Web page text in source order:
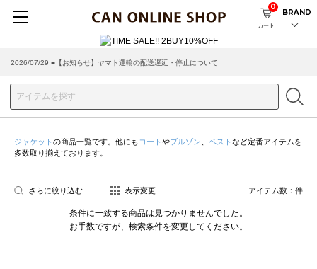
カート
0
BRAND
2026/07/29 ■【お知らせ】ヤマト運輸の配送遅延・停止について
ジャケット の商品一覧です。他にも コート やブルゾン ベスト など定番アイテムを
多数取り揃えております。
さらに絞り込む 表示変更 アイテム数： 件
条件に一致する商品は見つかりませんでした。
お手数ですが、検索条件を変更してください。